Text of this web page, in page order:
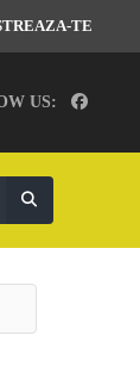
TE
US: